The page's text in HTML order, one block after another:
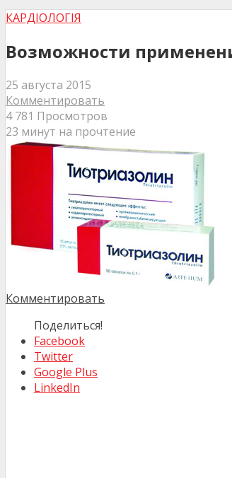
КАРДІОЛОГІЯ
Возможности
25 августа 2015
Комментировать
4 781 Просмотров
23 минут на прочтение
Комментировать
Поделиться!
Facebook
Twitter
Google Plus
LinkedIn